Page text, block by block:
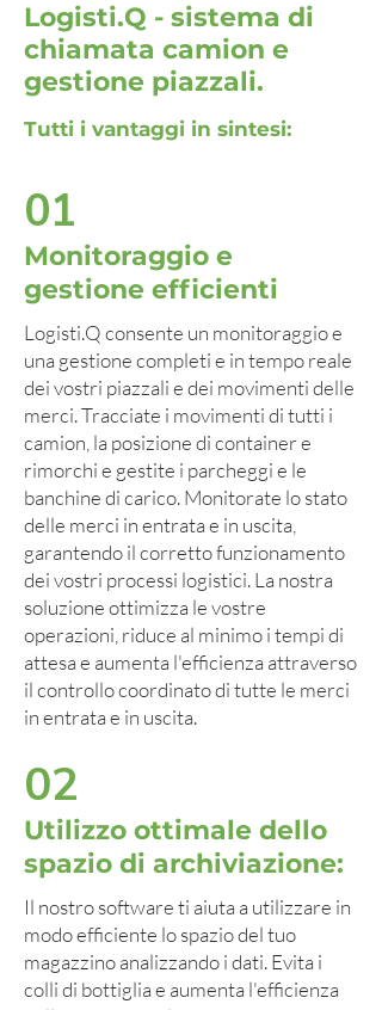
Logisti.Q - sistema di
chiamata camion e
gestione piazzali.
Tutti i vantaggi in sintesi:
01
Monitoraggio e
gestione efficienti
Logisti.Q consente un monitoraggio e
una gestione completi e in tempo reale
dei vostri piazzali e dei movimenti delle
merci. Tracciate i movimenti di tutti i
camion, la posizione di container e
rimorchi e gestite i parcheggi e le
banchine di carico. Monitorate lo stato
delle merci in entrata e in uscita,
garantendo il corretto funzionamento
dei vostri processi logistici. La nostra
soluzione ottimizza le vostre
operazioni, riduce al minimo i tempi di
attesa e aumenta l'efficienza attraverso
il controllo coordinato di tutte le merci
in entrata e in uscita.
02
Utilizzo ottimale dello
spazio di archiviazione:
Il nostro software ti aiuta a utilizzare in
modo efficiente lo spazio del tuo
magazzino analizzando i dati. Evita i
colli di bottiglia e aumenta l'efficienza